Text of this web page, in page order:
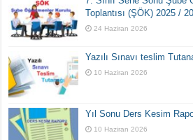
Toplantısı (ŞÖK) 2025 /
24 Haziran 2026
Yazılı Sınavı teslim
10 Haziran 2026
Yıl Sonu Ders Kesim
10 Haziran 2026